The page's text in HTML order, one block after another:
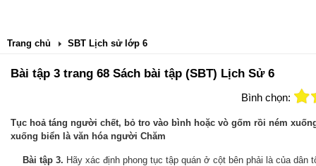
Trang chủ SBT Lịch sử lớp 6
Bài tập 3 trang 68 Sách bài tập (SBT) Lịch Sử 6
Bình chọn:
Tục hoả táng người chết, bỏ tro vào bình hoặc vò gốm rồi ném
xuống biển là văn hóa người Chăm
Bài tập 3. Hãy xác định phong tục tập quán ở cột bên phải là của dân